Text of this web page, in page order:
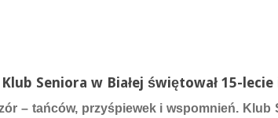
Seniora w Białej świętował 15-
– tańców, przyśpiewek i wspomnień. Klub